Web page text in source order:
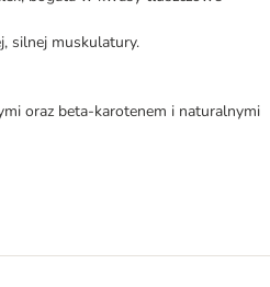
silnej muskulatury.
oraz beta-karotenem i naturalnymi